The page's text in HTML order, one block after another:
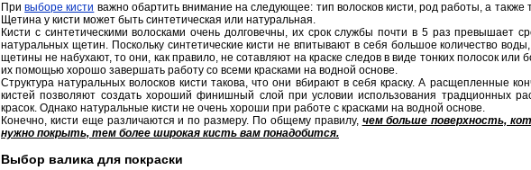
Привыборе кисти важно обартить внимание на следующее: тип волосков кисти, род работы, а также
Щетина у кисти может быть синтетическая или натуральная.
Кисти с синтетическими волосками очень долговечны, их срок службы почти в 5 раз превышает
натуральных щетин. Поскольку синтетические кисти не впитывают в себя большое количество
щетины не набухают, то они, как правило, не сотавляют на краске следов в виде тонких полосок или
их помощью хорошо завершать работу со всеми красками на водной основе.
Структура натуральных волосков кисти такова, что они вбирают в себя краску. А расщепленные
кистей позволяют создать хороший финишный слой при условии использования традционных
красок. Однако натуральные кисти не очень хороши при работе с красками на водной основе.
Конечно, кисти еще различаются и по размеру. По общему правилу, чем больше поверхность,
нужно покрыть, тем более широкая кисть вам понадобится.
Выбор валика для покраски